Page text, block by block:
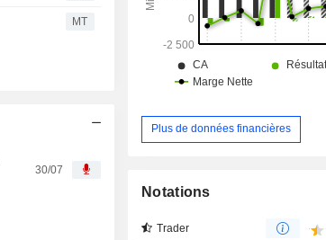
MT
30/07
Plus de données financières
Notations
Trader